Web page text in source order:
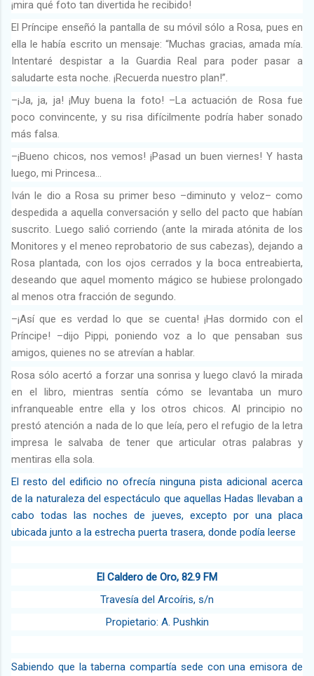
¡mira qué foto tan divertida he recibido!
El Príncipe enseñó la pantalla de su móvil sólo a Rosa, pues en
ella le había escrito un mensaje: “Muchas gracias, amada mía.
Intentaré despistar a la Guardia Real para poder pasar a
saludarte esta noche. ¡Recuerda nuestro plan!”.
–¡Ja, ja, ja! ¡Muy buena la foto! –La actuación de Rosa fue
poco convincente, y su risa difícilmente podría haber sonado
más falsa.
–¡Bueno chicos, nos vemos! ¡Pasad un buen viernes! Y hasta
luego, mi Princesa…
Iván le dio a Rosa su primer beso –diminuto y veloz– como
despedida a aquella conversación y sello del pacto que habían
suscrito. Luego salió corriendo (ante la mirada atónita de los
Monitores y el meneo reprobatorio de sus cabezas), dejando a
Rosa plantada, con los ojos cerrados y la boca entreabierta,
deseando que aquel momento mágico se hubiese prolongado
al menos otra fracción de segundo.
–¡Así que es verdad lo que se cuenta! ¡Has dormido con el
Príncipe! –dijo Pippi, poniendo voz a lo que pensaban sus
amigos, quienes no se atrevían a hablar.
Rosa sólo acertó a forzar una sonrisa y luego clavó la mirada
en el libro, mientras sentía cómo se levantaba un muro
infranqueable entre ella y los otros chicos. Al principio no
prestó atención a nada de lo que leía, pero el refugio de la letra
impresa le salvaba de tener que articular otras palabras y
mentiras ella sola.
El resto del edificio no ofrecía ninguna pista adicional acerca
de la naturaleza del espectáculo que aquellas Hadas llevaban a
cabo todas las noches de jueves, excepto por una placa
ubicada junto a la estrecha puerta trasera, donde podía leerse
El Caldero de Oro, 82.9 FM
Travesía del Arcoíris, s/n
Propietario: A. Pushkin
Sabiendo que la taberna compartía sede con una emisora de